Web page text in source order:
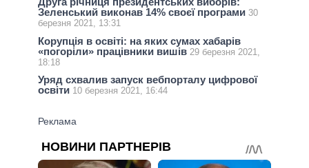
Зеленський виконав 14% своєї програми 30
березня 2021, 13:31
Корупція в освіті: на яких сумах хабарів
«погоріли» працівники вишів 29 березня 2021,
18:18
Уряд схвалив запуск вебпорталу цифрової
освіти 10 березня 2021, 16:44